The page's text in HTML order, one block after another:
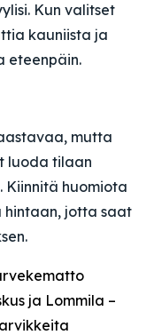
Kun valitset
kauniista ja
eteenpäin.
mutta
luoda tilaan
Kiinnitä huomiota
hintaan, jotta saat
ja Lommila –